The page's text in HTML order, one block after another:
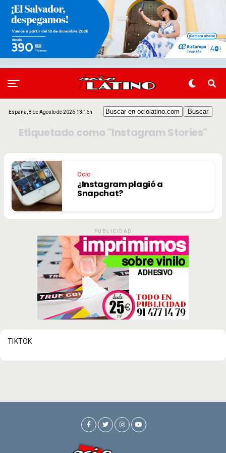
España, 8 de Agosto de 2026 13:16h
Etiquetado como "Instagram Stories"
Ocio
¿Instagram plagió a
Snapchat?
PUBLICIDAD
TIKTOK